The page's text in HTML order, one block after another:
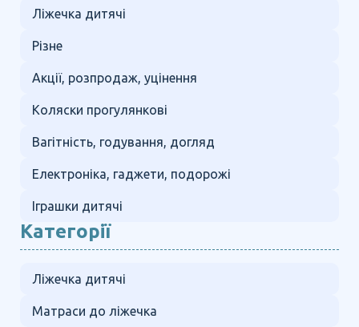
Ліжечка дитячі
Різне
Акції, розпродаж, уцінення
Коляски прогулянкові
Вагітність, годування, догляд
Електроніка, гаджети, подорожі
Іграшки дитячі
Категорії
Ліжечка дитячі
Матраси до ліжечка